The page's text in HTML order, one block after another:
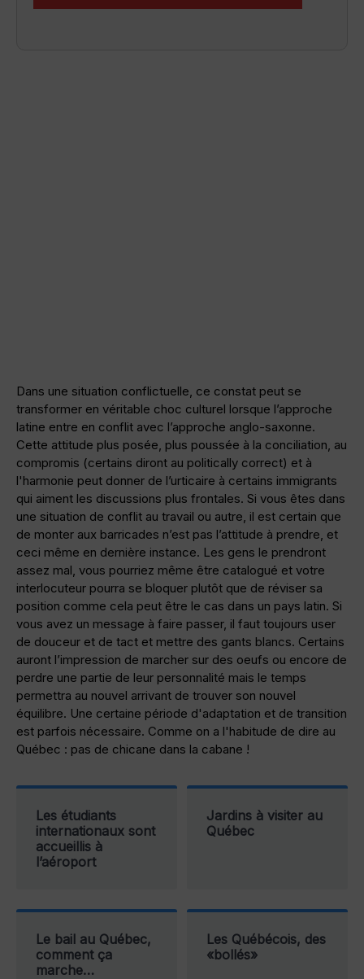
Dans une situation conflictuelle, ce constat peut se
transformer en véritable choc culturel lorsque l’approche
latine entre en conflit avec l’approche anglo-saxonne.
Cette attitude plus posée, plus poussée à la conciliation, au
compromis (certains diront au politically correct) et à
l'harmonie peut donner de l’urticaire à certains immigrants
qui aiment les discussions plus frontales. Si vous êtes dans
une situation de conflit au travail ou autre, il est certain que
de monter aux barricades n’est pas l’attitude à prendre, et
ceci même en dernière instance. Les gens le prendront
assez mal, vous pourriez même être catalogué et votre
interlocuteur pourra se bloquer plutôt que de réviser sa
position comme cela peut être le cas dans un pays latin. Si
vous avez un message à faire passer, il faut toujours user
de douceur et de tact et mettre des gants blancs. Certains
auront l’impression de marcher sur des oeufs ou encore de
perdre une partie de leur personnalité mais le temps
permettra au nouvel arrivant de trouver son nouvel
équilibre. Une certaine période d'adaptation et de transition
est parfois nécessaire. Comme on a l'habitude de dire au
Québec : pas de chicane dans la cabane !
Les étudiants
internationaux sont
accueillis à
l’aéroport
Jardins à visiter au
Québec
Le bail au Québec,
comment ça
marche…
Les Québécois, des
«bollés»